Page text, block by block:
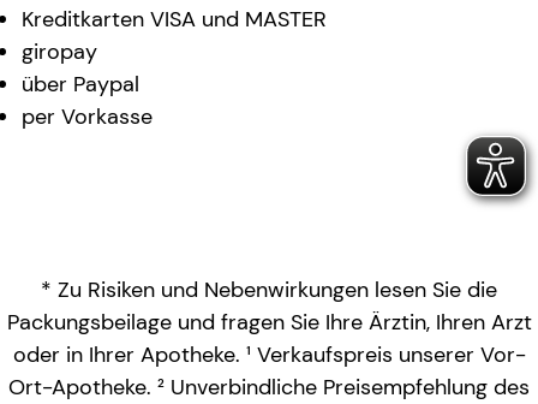
Kreditkarten VISA und MASTER
giropay
über Paypal
per Vorkasse
* Zu Risiken und Nebenwirkungen lesen Sie die
Packungsbeilage und fragen Sie Ihre Ärztin, Ihren Arzt
oder in Ihrer Apotheke. ¹ Verkaufspreis unserer Vor-
Ort-Apotheke. ² Unverbindliche Preisempfehlung des